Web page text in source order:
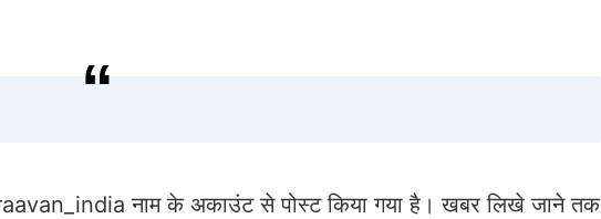
नाम के अकाउंट से पोस्ट किया गया है। खबर लिखे जाने तक